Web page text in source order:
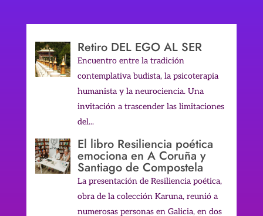
Retiro DEL EGO AL SER
Encuentro entre la tradición
contemplativa budista, la psicoterapia
humanista y la neurociencia. Una
invitación a trascender las limitaciones
del...
El libro Resiliencia poética
emociona en A Coruña y
Santiago de Compostela
La presentación de Resiliencia poética,
obra de la colección Karuna, reunió a
numerosas personas en Galicia, en dos